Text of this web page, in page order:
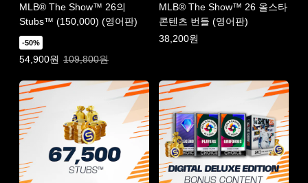
MLB® The Show™ 26의
Stubs™ (150,000) (영어판)
-50%
54,900원
특별가: 54,900원. 일반가: 109,800원.
109,800원
MLB® The Show™ 26 올스타
콘텐츠 번들 (영어판)
38,200원